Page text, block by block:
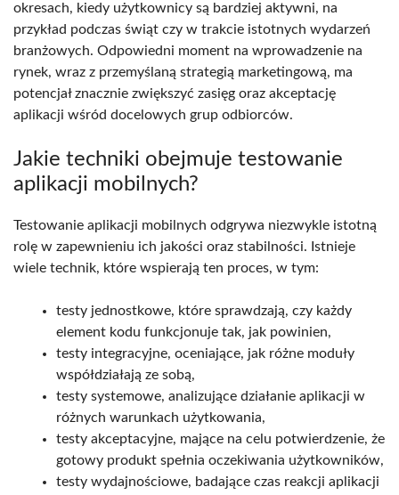
okresach, kiedy użytkownicy są bardziej aktywni, na
przykład podczas świąt czy w trakcie istotnych wydarzeń
branżowych. Odpowiedni moment na wprowadzenie na
rynek, wraz z przemyślaną strategią marketingową, ma
potencjał znacznie zwiększyć zasięg oraz akceptację
aplikacji wśród docelowych grup odbiorców.
Jakie techniki obejmuje testowanie
aplikacji mobilnych?
Testowanie aplikacji mobilnych odgrywa niezwykle istotną
rolę w zapewnieniu ich jakości oraz stabilności. Istnieje
wiele technik, które wspierają ten proces, w tym:
testy jednostkowe, które sprawdzają, czy każdy
element kodu funkcjonuje tak, jak powinien,
testy integracyjne, oceniające, jak różne moduły
współdziałają ze sobą,
testy systemowe, analizujące działanie aplikacji w
różnych warunkach użytkowania,
testy akceptacyjne, mające na celu potwierdzenie, że
gotowy produkt spełnia oczekiwania użytkowników,
testy wydajnościowe, badające czas reakcji aplikacji